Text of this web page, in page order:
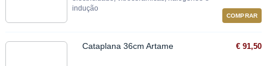
indução
COMPRAR
Cataplana 36cm Artame € 91,50